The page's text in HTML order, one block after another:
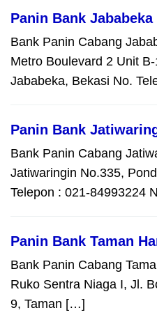
Panin Bank Jababeka
Bank Panin Cabang
Metro Boulevard 2 Unit
Jababeka, Bekasi No.
Panin Bank
Bank Panin Cabang
Jatiwaringin No.335,
Telepon : 021-84993224
Panin Bank Taman
Bank Panin Cabang
Ruko Sentra Niaga I, Jl.
9, Taman […]